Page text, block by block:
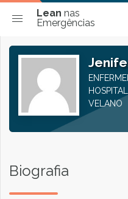
Lean nas
Emergências
VELANO
Biografia